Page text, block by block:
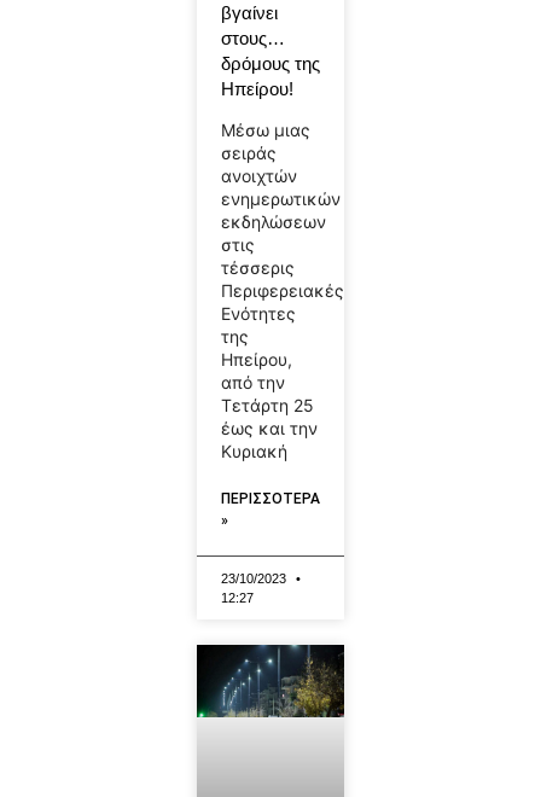
βγαίνει
στους…
δρόμους της
Ηπείρου!
Μέσω μιας
σειράς
ανοιχτών
ενημερωτικών
εκδηλώσεων
στις
τέσσερις
Περιφερειακές
Ενότητες
της
Ηπείρου,
από την
Τετάρτη 25
έως και την
Κυριακή
ΠΕΡΙΣΣΟΤΕΡΑ
»
23/10/2023
12:27